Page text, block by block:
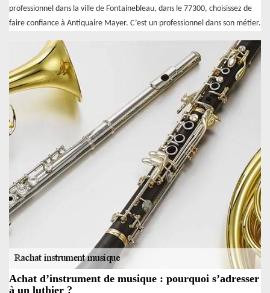
professionnel dans la ville de Fontainebleau, dans le 77300, choisissez de
faire confiance à Antiquaire Mayer. C’est un professionnel dans son métier.
Achat d’instrument de musique : pourquoi s’adresser
à un luthier ?